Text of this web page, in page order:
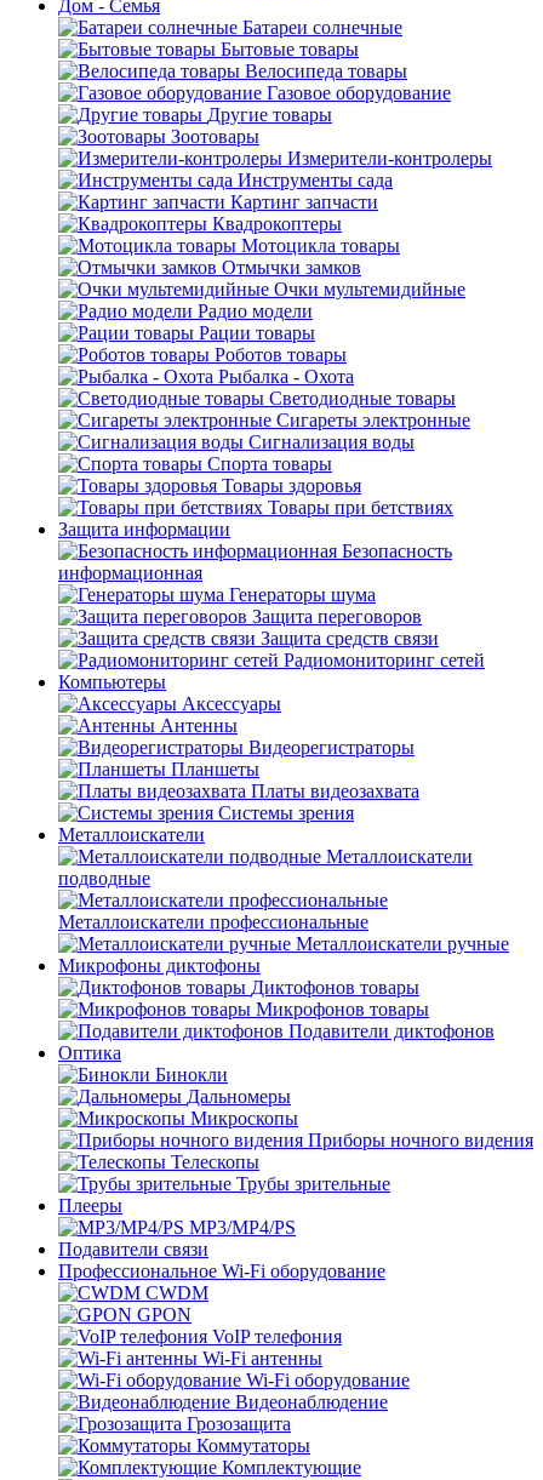
Дом - Семья
Батареи солнечные
Бытовые товары
Велосипеда товары
Газовое оборудование
Другие товары
Зоотовары
Измерители-контролеры
Инструменты сада
Картинг запчасти
Квадрокоптеры
Мотоцикла товары
Отмычки замков
Очки мультемидийные
Радио модели
Рации товары
Роботов товары
Рыбалка - Охота
Светодиодные товары
Сигареты электронные
Сигнализация воды
Спорта товары
Товары здоровья
Товары при бетствиях
Защита информации
Безопасность
информационная
Генераторы шума
Защита переговоров
Защита средств связи
Радиомониторинг сетей
Компьютеры
Аксессуары
Антенны
Видеорегистраторы
Планшеты
Платы видеозахвата
Системы зрения
Металлоискатели
Металлоискатели
подводные
Металлоискатели профессиональные
Металлоискатели ручные
Микрофоны диктофоны
Диктофонов товары
Микрофонов товары
Подавители диктофонов
Оптика
Бинокли
Дальномеры
Микроскопы
Приборы ночного видения
Телескопы
Трубы зрительные
Плееры
MP3/MP4/PS
Подавители связи
Профессиональное Wi-Fi оборудование
CWDM
GPON
VoIP телефония
Wi-Fi антенны
Wi-Fi оборудование
Видеонаблюдение
Грозозащита
Коммутаторы
Комплектующие